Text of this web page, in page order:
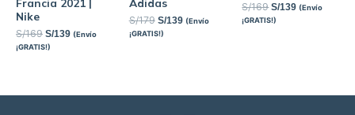
Nike
S/169 S/139 (Envío
¡GRATIS!)
S/179 S/139 (Envío
¡GRATIS!)
S/169 S/139 (Envío
¡GRATIS!)